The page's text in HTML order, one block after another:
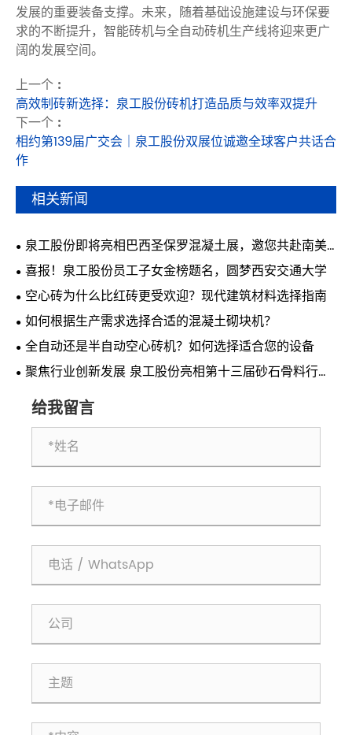
发展的重要装备支撑。未来，随着基础设施建设与环保要
求的不断提升，智能砖机与全自动砖机生产线将迎来更广
阔的发展空间。
上一个 :
高效制砖新选择：泉工股份砖机打造品质与效率双提升
下一个 :
相约第139届广交会｜泉工股份双展位诚邀全球客户共话合
作
相关新闻
泉工股份即将亮相巴西圣保罗混凝土展，邀您共赴南美
行业盛会
喜报！泉工股份员工子女金榜题名，圆梦西安交通大学
空心砖为什么比红砖更受欢迎？现代建筑材料选择指南
如何根据生产需求选择合适的混凝土砌块机？
全自动还是半自动空心砖机？如何选择适合您的设备
聚焦行业创新发展 泉工股份亮相第十三届砂石骨料行业
给我留言